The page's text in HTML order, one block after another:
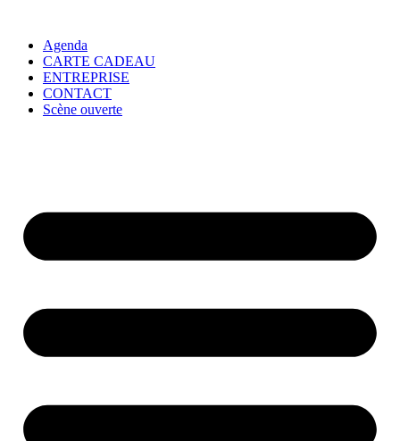
Agenda
CARTE CADEAU
ENTREPRISE
CONTACT
Scène ouverte